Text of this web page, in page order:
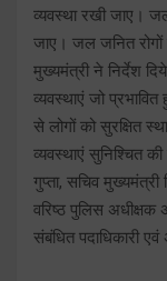
व्यवस्था रखी जाए।
जाए। जल जनित
मुख्यमंत्री ने निर्देश
व्यवस्थाएं जो
से लोगों को सुरक्षित
व्यवस्थाएं सुनिश्चित
गुप्ता, सचिव मुख्यमंत्री
वरिष्ठ पुलिस
संबंधित पदाधिकारी